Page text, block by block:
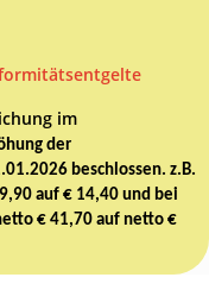
im
der
beschlossen. z.B.
auf € 14,40 und bei
€ 41,70 auf netto €